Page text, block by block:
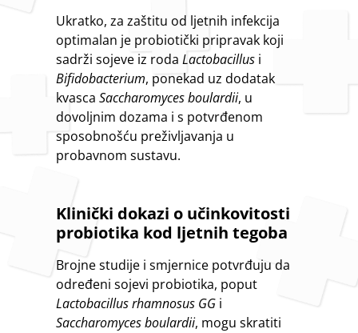
Ukratko, za zaštitu od ljetnih infekcija
optimalan je probiotički pripravak koji
sadrži sojeve iz rodaLactobacillus i
Bifidobacterium, ponekad uz dodatak
kvascaSaccharomyces boulardii, u
dovoljnim dozama i s potvrđenom
sposobnošću preživljavanja u
probavnom sustavu.
Klinički dokazi o učinkovitosti
probiotika kod ljetnih tegoba
Brojne studije i smjernice potvrđuju da
određeni sojevi probiotika, poput
Lactobacillus rhamnosus GG i
Saccharomyces boulardii, mogu skratiti